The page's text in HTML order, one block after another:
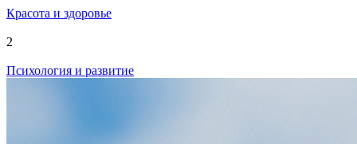
Красота и здоровье
2
Психология и развитие